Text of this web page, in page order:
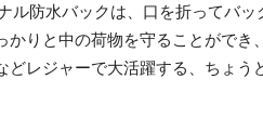
ル防水バックは、口を折ってバ
かりと中の荷物を守ることがで
どレジャーで大活躍する、ちょ